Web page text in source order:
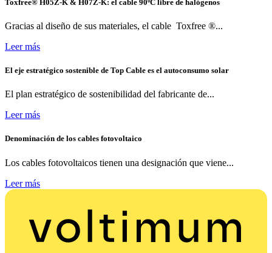
Toxfree® H05Z-K & H07Z-K: el cable 90ºC libre de halógenos
Gracias al diseño de sus materiales, el cable Toxfree ®...
Leer más
El eje estratégico sostenible de Top Cable es el autoconsumo solar
El plan estratégico de sostenibilidad del fabricante de...
Leer más
Denominación de los cables fotovoltaico
Los cables fotovoltaicos tienen una designación que viene...
Leer más